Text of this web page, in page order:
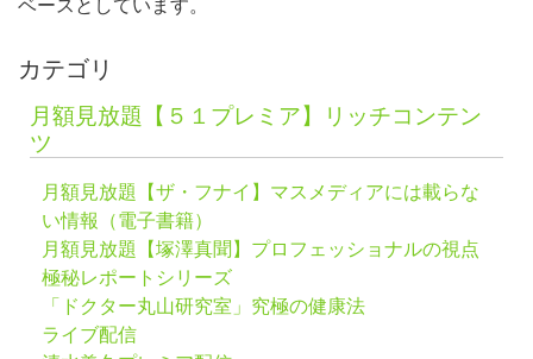
ベースとしています。
カテゴリ
月額見放題【５１プレミア】リッチコンテン
ツ
月額見放題【ザ・フナイ】マスメディアには載らな
い情報（電子書籍）
月額見放題【塚澤真聞】プロフェッショナルの視点
極秘レポートシリーズ
「ドクター丸山研究室」究極の健康法
ライブ配信